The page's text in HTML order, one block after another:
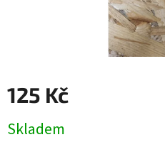
125 Kč
cena:
Skladem